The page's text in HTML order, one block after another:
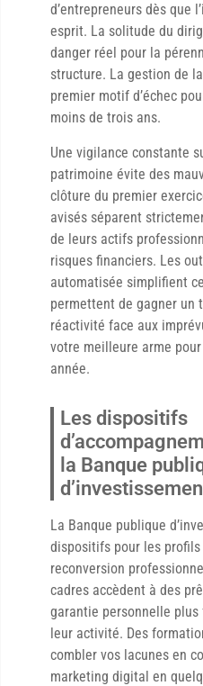
d’entrepreneurs dès que
esprit. La solitude du
danger réel pour la
structure. La gestion de
premier motif d’échec
moins de trois ans.
Une vigilance constante
patrimoine évite des
clôture du premier
avisés séparent
de leurs actifs
risques financiers. Les
automatisée simplifient
permettent de gagner un
réactivité face aux
votre meilleure arme
année.
Les dispositifs
la Banque
La Banque publique
dispositifs pour les
reconversion
cadres accèdent à des
garantie personnelle
leur activité. Des
combler vos lacunes en
marketing digital en